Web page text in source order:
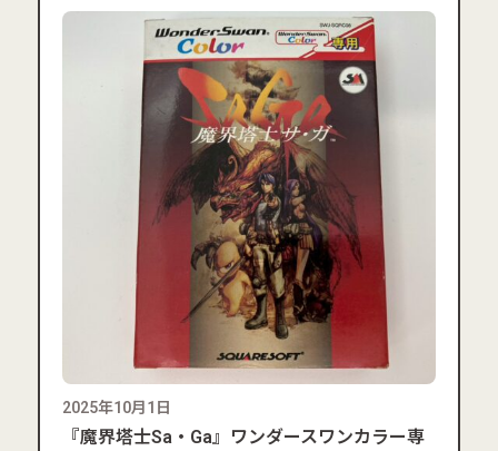
2025年10月1日
『魔界塔士Sa・Ga』ワンダースワンカラー専